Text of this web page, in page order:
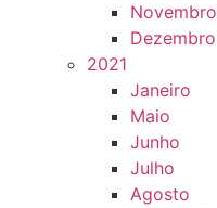
Novembro
Dezembro
2021
Janeiro
Maio
Junho
Julho
Agosto